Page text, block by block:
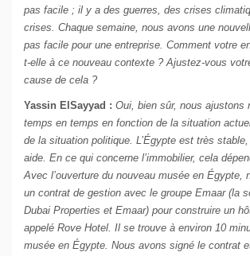
pas facile ; il y a des guerres, des crises
crises. Chaque semaine, nous avons une
pas facile pour une entreprise. Comment votre
t-elle à ce nouveau contexte ? Ajustez-vous
cause de cela ?
Yassin ElSayyad : Oui, bien sûr, nous ajustons
temps en temps en fonction de la situation
de la situation politique. L’Égypte est très
aide. En ce qui concerne l’immobilier, cela
Avec l’ouverture du nouveau musée en Égypte,
un contrat de gestion avec le groupe Emaar (la
Dubai Properties et Emaar) pour construire un
appelé Rove Hotel. Il se trouve à environ 10
musée en Égypte. Nous avons signé le contrat